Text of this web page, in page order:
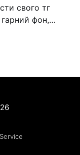
свого тг
фон,